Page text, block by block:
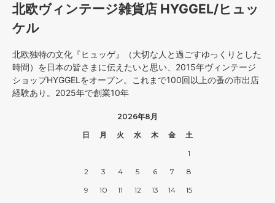
北欧ヴィンテージ雑貨店 HYGGEL/ヒュッ
ケル
北欧独特の文化『ヒュッゲ』（大切な人と過ごすゆっくりとした
時間）を日本の皆さまに伝えたいと思い、2015年ヴィンテージ
ショップHYGGELをオープン。これまで100回以上の蚤の市出店
経験あり。2025年で創業10年
2026年8月
日
月 火 水 木 金
土
1
2
3 4 5 6 7
8
9
10 11 12 13 14
15